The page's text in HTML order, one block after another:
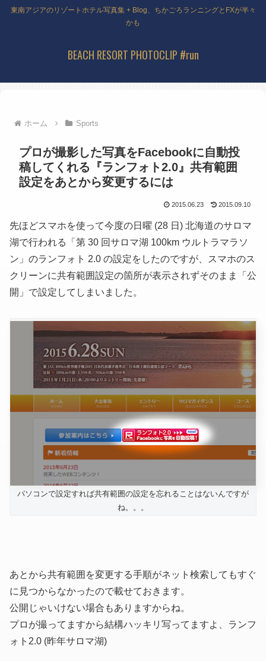
東南アジアのリゾートホテル写真集 + Blog、ちかごろランニングとFXが半々
かも
BEACH RESORT PHOTOCLIP #run
ホーム Sports
プロが撮影した写真をFacebookに自動投
稿してくれる『ランフォト2.0』共有範囲
設定をあとから変更するには
2015.06.23 2015.09.10
先ほどスマホを使って今度の日曜 (28 日) 北海道のサロマ
湖で行われる「第 30 回サロマ湖 100km ウルトラマラソ
ン」のランフォト 2.0 の設定をしたのですが、スマホのス
クリーンに共有範囲設定の箇所が表示されずそのまま「公
開」で設定してしまいました。
パソコンで設定すれば共有範囲の設定を忘れることはないんですが
ね。。。
あとから共有範囲を変更する手順がネット検索してもすぐ
に見つからなかったので載せておきます。
公開じゃいけない場合もありますからね。
プロが撮ってますから結構ハッキリ写ってますよ、ランフ
ォト2.0 (昨年サロマ湖)